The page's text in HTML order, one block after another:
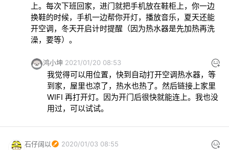
上。每次下班回家，进门就把手机放在鞋柜上，你一边
换鞋的时候，手机一边帮你开灯，播放音乐，夏天还能
开空调，冬天开启计时提醒（因为热水器是先加热再洗
澡，要等）。
鸿小坤 2021/01/20 08:53
我觉得可以用位置，快到自动打开空调热水器，等
到家，屋里也凉了，热水也热了。然后链接上家里
WIFI 再打开灯。因为开门后很快就能连上。我也没
用过，可以试试。
石仔阔以 2020/01/03 08:55